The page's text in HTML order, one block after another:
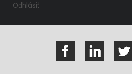
Odhlásiť